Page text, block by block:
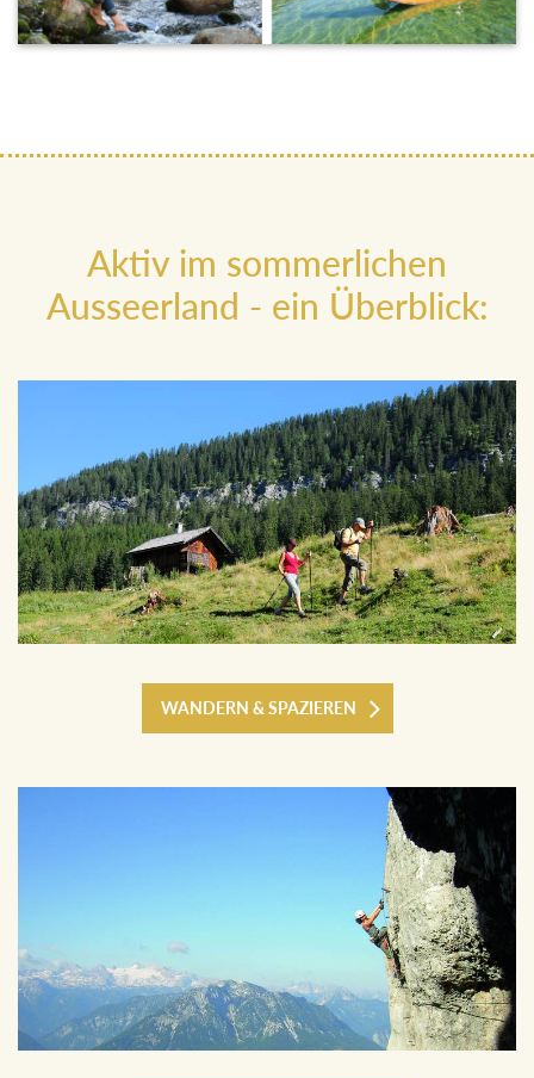
Aktiv im sommerlichen
Ausseerland - ein Überblick:
WANDERN & SPAZIEREN